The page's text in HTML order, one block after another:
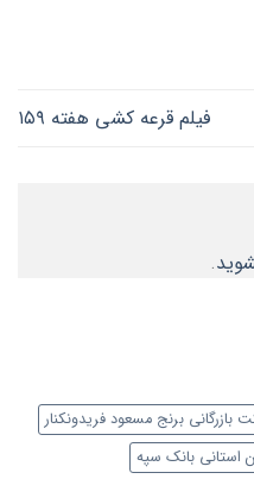
فیلم قرعه کشی هفته ۱۵۹
.
بازرگانی برنج مسعود فریدونکنار
استانی بانک سپه